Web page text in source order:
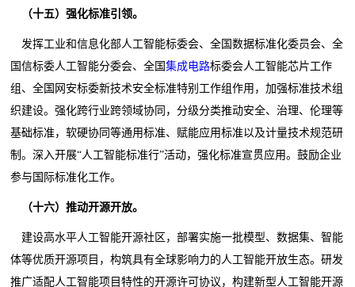
（十五）强化标准引领。
发挥工业和信息化部人工智能标委会、全国数据标准化委员会、全
国信标委人工智能分委会、全国集成电路标委会人工智能芯片工作
组、全国网安标委新技术安全标准特别工作组作用，加强标准技术组
织建设。强化跨行业跨领域协同，分级分类推动安全、治理、伦理等
基础标准，软硬协同等通用标准、赋能应用标准以及计量技术规范研
制。深入开展“人工智能标准行”活动，强化标准宣贯应用。鼓励企业
参与国际标准化工作。
（十六）推动开源开放。
建设高水平人工智能开源社区，部署实施一批模型、数据集、智能
体等优质开源项目，构筑具有全球影响力的人工智能开放生态。研发
推广适配人工智能项目特性的开源许可协议，构建新型人工智能开源